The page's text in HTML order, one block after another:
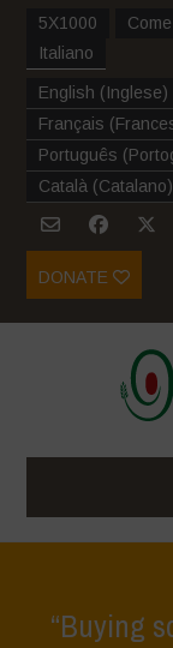
5X1000
Italiano
English (Inglese)
Français (
Português (
Català (Catalano)
DONATE
“Buying